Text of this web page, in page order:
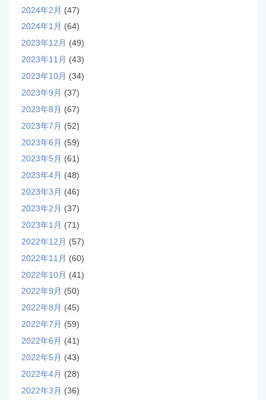
2024年2月 (47)
2024年1月 (64)
2023年12月 (49)
2023年11月 (43)
2023年10月 (34)
2023年9月 (37)
2023年8月 (67)
2023年7月 (52)
2023年6月 (59)
2023年5月 (61)
2023年4月 (48)
2023年3月 (46)
2023年2月 (37)
2023年1月 (71)
2022年12月 (57)
2022年11月 (60)
2022年10月 (41)
2022年9月 (50)
2022年8月 (45)
2022年7月 (59)
2022年6月 (41)
2022年5月 (43)
2022年4月 (28)
2022年3月 (36)